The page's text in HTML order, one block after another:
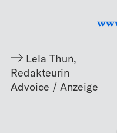
Lela Thun,
Redakteurin